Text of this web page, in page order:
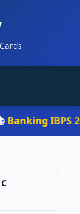
IBPS